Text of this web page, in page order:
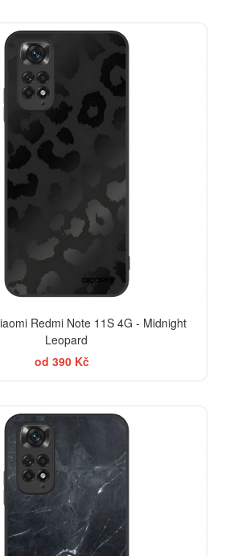
Redmi Note 11S 4G - Midnight
Leopard
od 390 Kč